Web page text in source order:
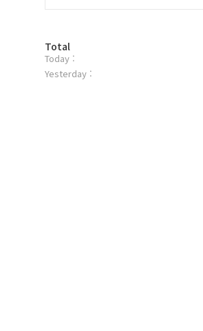
방
문
자
Total
Today :
Yesterday :